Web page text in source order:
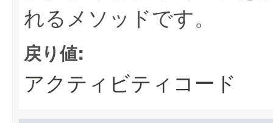
れるメソッドです。
戻り値:
アクティビティコード